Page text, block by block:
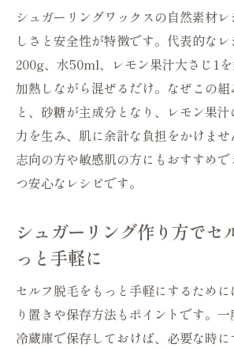
シュガーリングワックスの自然素材
しさと安全性が特徴です。代表的な
200g、水50ml、レモン果汁大さじ1
加熱しながら混ぜるだけ。なぜこの組
と、砂糖が主成分となり、レモン果
力を生み、肌に余計な負担をかけま
志向の方や敏感肌の方にもおすすめ
つ安心なレシピです。
シュガーリング作り方でセ
っと手軽に
セルフ脱毛をもっと手軽にするため
り置きや保存方法もポイントです。一
冷蔵庫で保存しておけば、必要な時に